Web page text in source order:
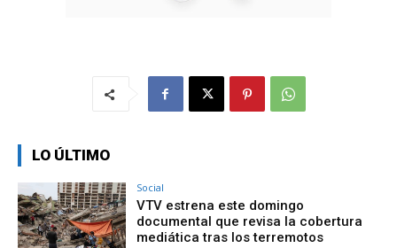
LO ÚLTIMO
Social
VTV estrena este domingo
documental que revisa la cobertura
mediática tras los terremotos